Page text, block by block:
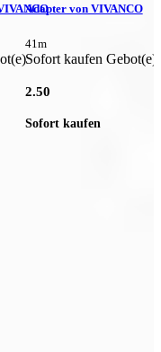
Adapter von VIVANCO
41m
Sofort kaufen Gebot(e)
2.50
Sofort kaufen